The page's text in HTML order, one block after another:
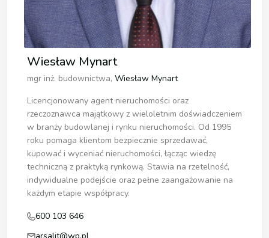
Wiesław Mynart
mgr inż. budownictwa, Wiesław Mynart
Licencjonowany agent nieruchomości oraz
rzeczoznawca majątkowy z wieloletnim doświadczeniem
w branży budowlanej i rynku nieruchomości. Od 1995
roku pomaga klientom bezpiecznie sprzedawać,
kupować i wyceniać nieruchomości, łącząc wiedzę
techniczną z praktyką rynkową. Stawia na rzetelność,
indywidualne podejście oraz pełne zaangażowanie na
każdym etapie współpracy.
600 103 646